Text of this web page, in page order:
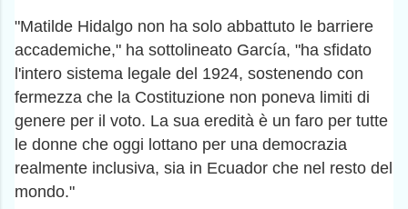
"Matilde Hidalgo non ha solo abbattuto le barriere
accademiche," ha sottolineato García, "ha sfidato
l'intero sistema legale del 1924, sostenendo con
fermezza che la Costituzione non poneva limiti di
genere per il voto. La sua eredità è un faro per tutte
le donne che oggi lottano per una democrazia
realmente inclusiva, sia in Ecuador che nel resto del
mondo."